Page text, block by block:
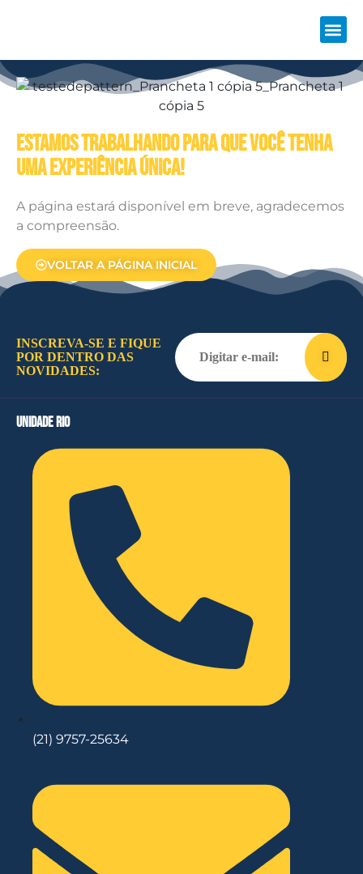
ESTAMOS TRABALHANDO PARA QUE VOCÊ TENHA
UMA EXPERIÊNCIA ÚNICA!
A página estará disponível em breve, agradecemos
a compreensão.
VOLTAR A PÁGINA INICIAL
INSCREVA-SE E FIQUE
POR DENTRO DAS
NOVIDADES:
unidade rio
(21) 9757-25634